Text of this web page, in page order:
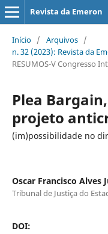
Revista da Emeron
Início / Arquivos /
n. 32 (2023): Revista da
RESUMOS-V Congresso
Plea
projeto
(im)possibilidade no
Oscar Francisco Alves
Tribunal de Justiça do
DOI: